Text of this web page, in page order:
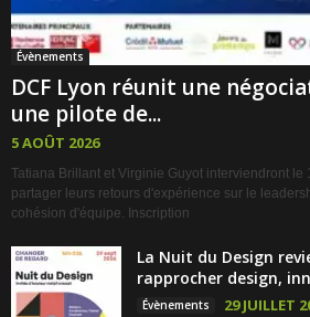
Évènements
DCF Lyon réunit une
une pilote de...
5 AOÛT 2026
Tatiana Brillant et Virginie Guyot interviendront le
partager leurs retours d'expérience sur le
cohésion d'équipe. Inscription
La Nuit du Design
rapprocher design,
Évènements 29 JUILLET